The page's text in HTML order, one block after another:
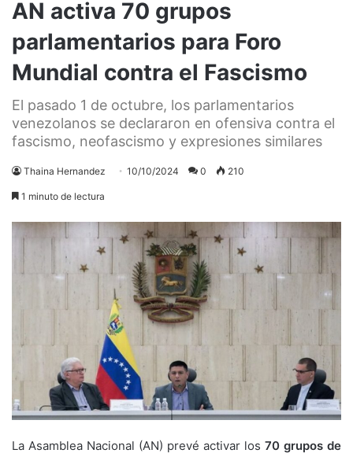
AN activa 70 grupos
parlamentarios para Foro
Mundial contra el Fascismo
El pasado 1 de octubre, los parlamentarios
venezolanos se declararon en ofensiva contra el
fascismo, neofascismo y expresiones similares
Thaina Hernandez 10/10/2024 0 210
1 minuto de lectura
La Asamblea Nacional (AN) prevé activar los 70 grupos de